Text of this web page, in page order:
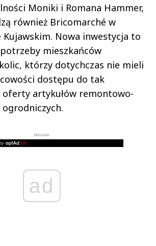
Moniki i Romana Hammer,
również Bricomarché w
Nowa inwestycja to
mieszkańców
którzy dotychczas nie mieli
dostępu do tak
oferty artykułów remontowo-
REKLAMA
ad